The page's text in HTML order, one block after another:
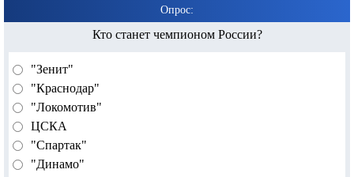
Опрос:
Кто станет чемпионом России?
"Зенит"
"Краснодар"
"Локомотив"
ЦСКА
"Спартак"
"Динамо"